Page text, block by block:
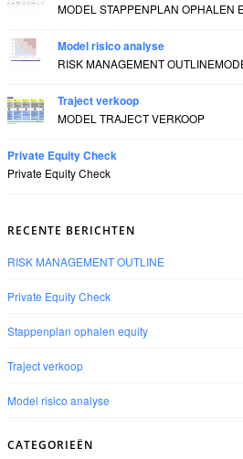
MODEL STAPPENPLAN OPHALEN
Model risico analyse
RISK MANAGEMENT
Traject verkoop
MODEL TRAJECT VERKOOP
Private Equity Check
Private Equity Check
RECENTE BERICHTEN
RISK MANAGEMENT OUTLINE
Private Equity Check
Stappenplan ophalen equity
Traject verkoop
Model risico analyse
CATEGORIEËN